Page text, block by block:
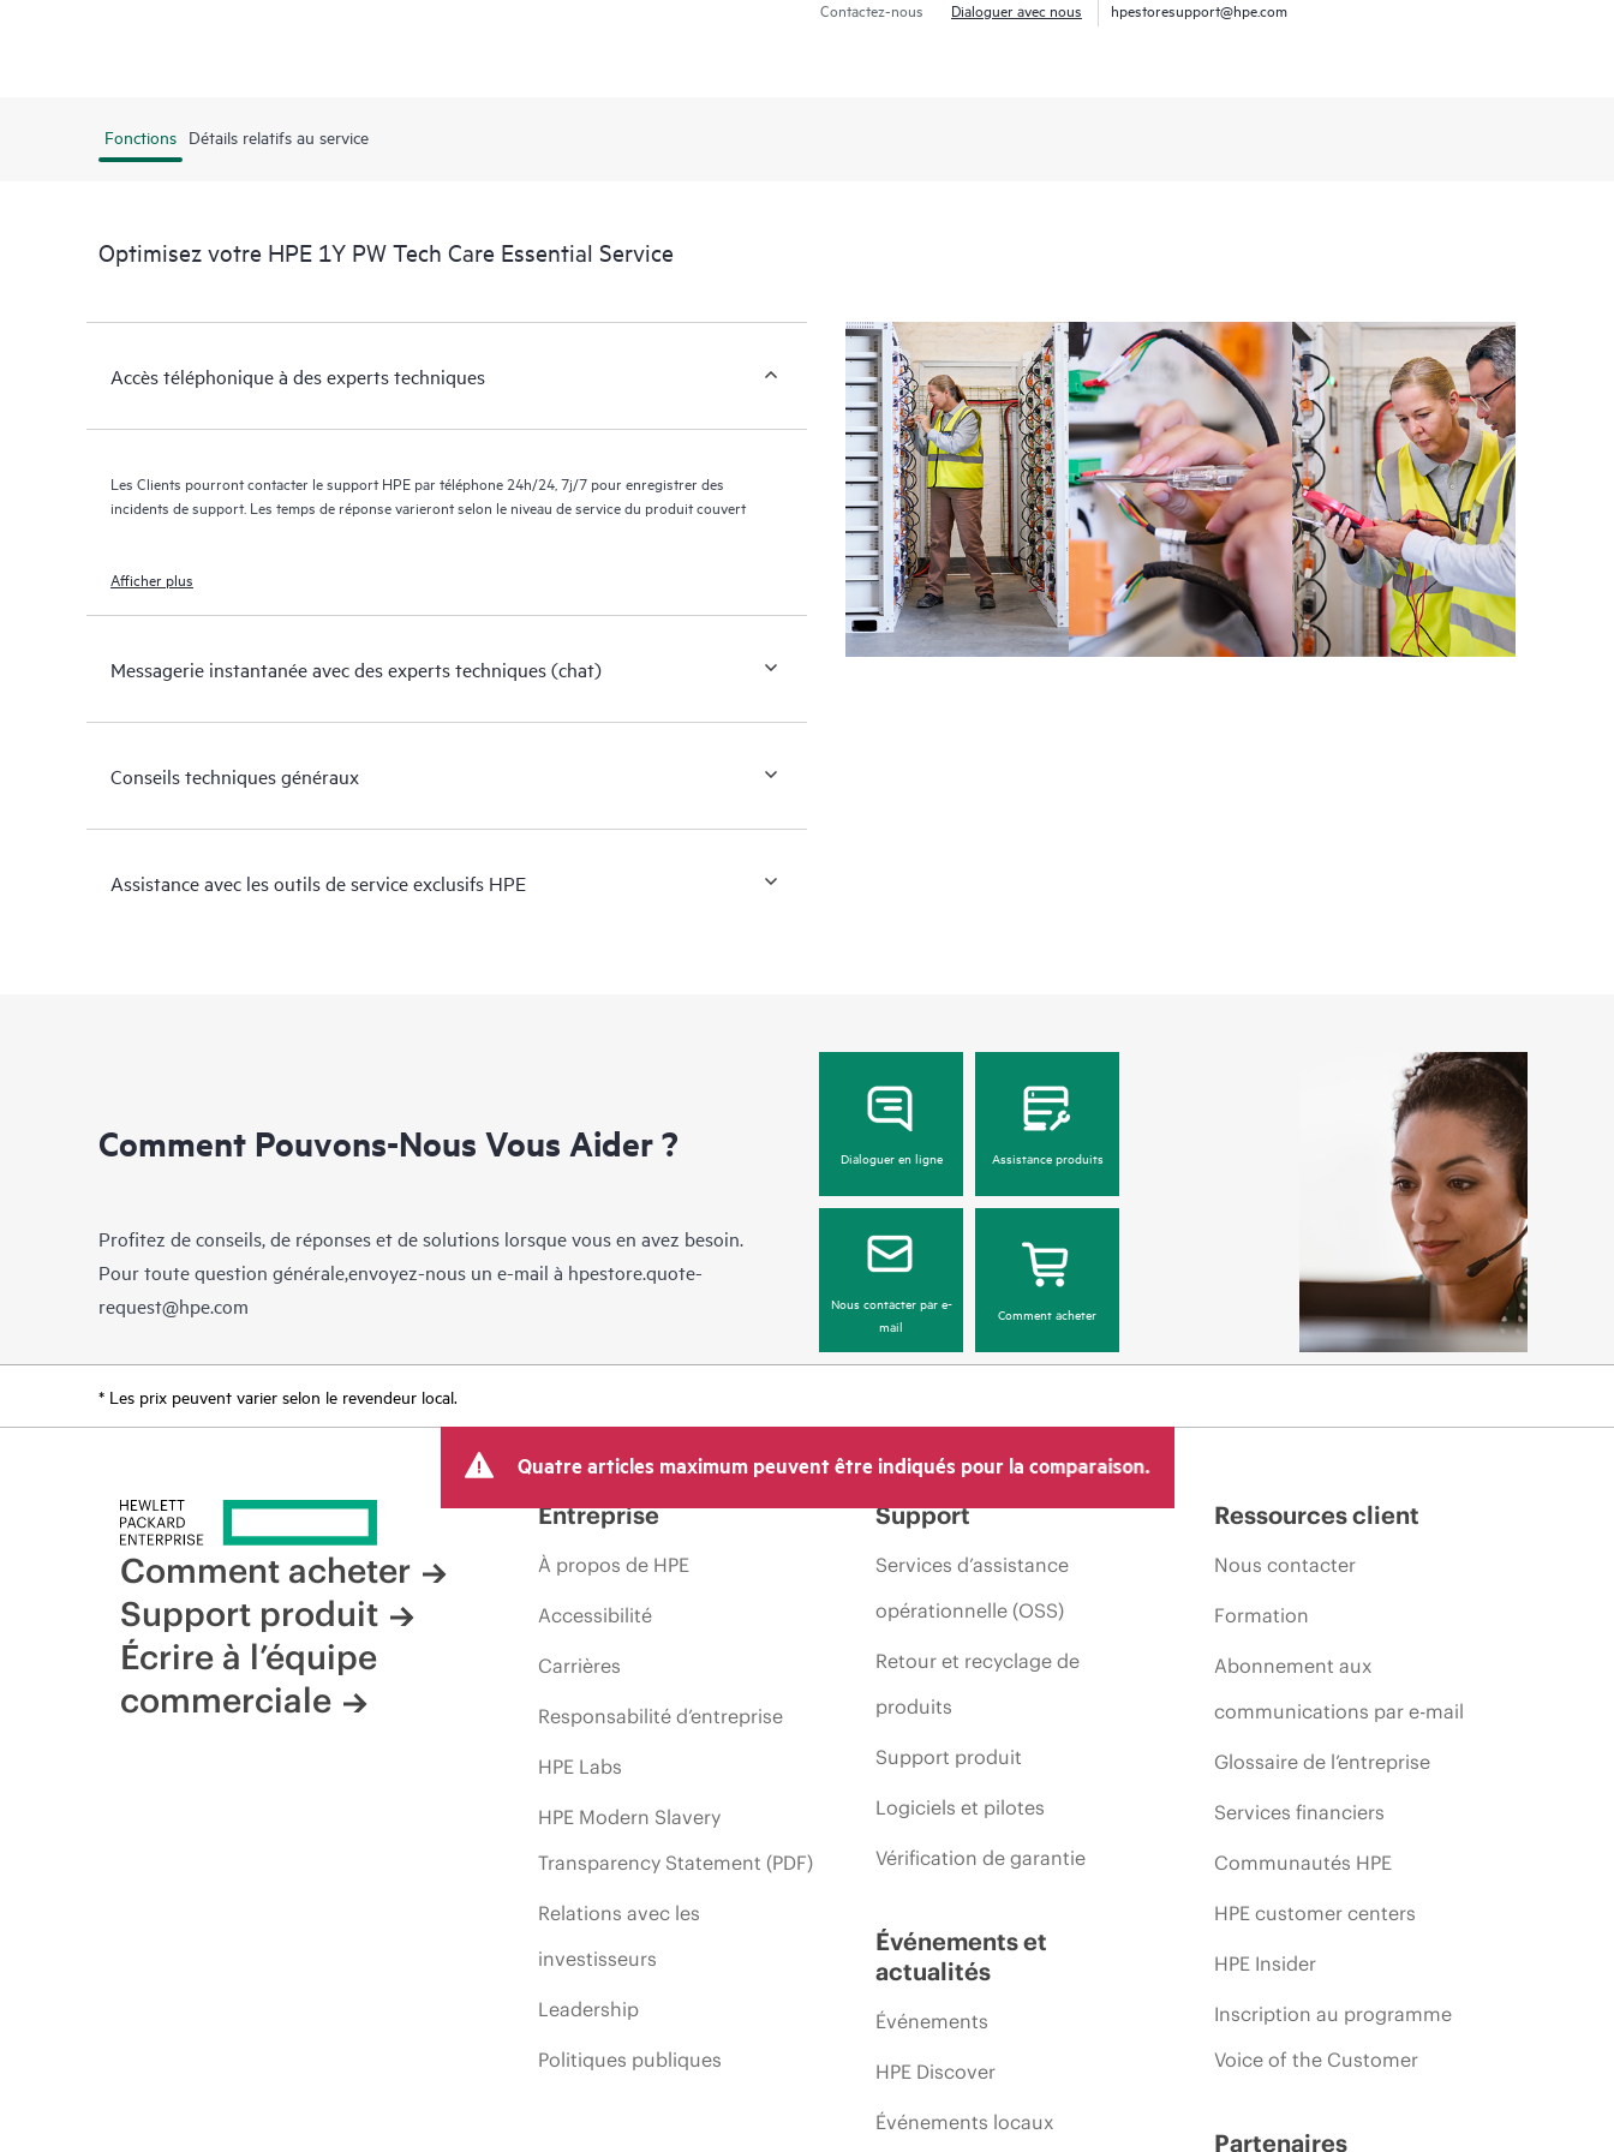
support couverts par le service HPE Tech Care. Les Clients peuvent gérer plus
Contactez-nous Dialoguer avec nous hpestoresupport@hpe.com
Fonctions Détails relatifs au service
Optimisez votre HPE 1Y PW Tech Care Essential Service
Accès téléphonique à des experts techniques
Les Clients pourront contacter le support HPE par téléphone 24h/24, 7j/7 pour enregistrer des
incidents de support. Les temps de réponse varieront selon le niveau de service du produit couvert
Afficher plus
Messagerie instantanée avec des experts techniques (chat)
Conseils techniques généraux
Assistance avec les outils de service exclusifs HPE
Comment Pouvons-Nous Vous Aider ?
Profitez de conseils, de réponses et de solutions lorsque vous en avez besoin.
Pour toute question générale,envoyez-nous un e-mail à hpestore.quote-
request@hpe.com
Dialoguer en ligne Assistance produits
Nous contacter par e-
mail
Comment acheter
* Les prix peuvent varier selon le revendeur local.
Quatre articles maximum peuvent être indiqués pour la comparaison.
Comment acheter
Support produit
Écrire à l’équipe
commerciale
Entreprise
À propos de HPE
Accessibilité
Carrières
Responsabilité d’entreprise
HPE Labs
HPE Modern Slavery
Transparency Statement (PDF)
Relations avec les
investisseurs
Leadership
Politiques publiques
Support
Services d’assistance
opérationnelle (OSS)
Retour et recyclage de
produits
Support produit
Logiciels et pilotes
Vérification de garantie
Événements et
actualités
Événements
HPE Discover
Événements locaux
Ressources client
Nous contacter
Formation
Abonnement aux
communications par e-mail
Glossaire de l’entreprise
Services financiers
Communautés HPE
HPE customer centers
HPE Insider
Inscription au programme
Voice of the Customer
Partenaires